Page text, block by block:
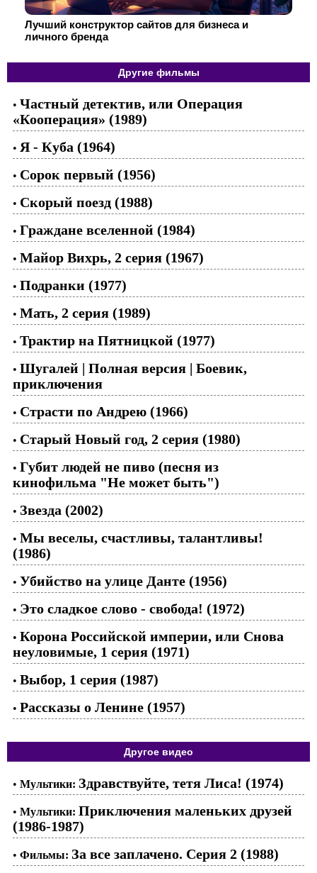
Лучший конструктор сайтов для бизнеса и
личного бренда
Другие фильмы
• Частный детектив, или Операция
«Кооперация» (1989)
• Я - Куба (1964)
• Сорок первый (1956)
• Скорый поезд (1988)
• Граждане вселенной (1984)
• Майор Вихрь, 2 серия (1967)
• Подранки (1977)
• Мать, 2 серия (1989)
• Трактир на Пятницкой (1977)
• Шугалей | Полная версия | Боевик,
приключения
• Страсти по Андрею (1966)
• Старый Новый год, 2 серия (1980)
• Губит людей не пиво (песня из
кинофильма "Не может быть")
• Звезда (2002)
• Мы веселы, счастливы, талантливы!
(1986)
• Убийство на улице Данте (1956)
• Это сладкое слово - свобода! (1972)
• Корона Российской империи, или Снова
неуловимые, 1 серия (1971)
• Выбор, 1 серия (1987)
• Рассказы о Ленине (1957)
Другое видео
• Мультики: Здравствуйте, тетя Лиса! (1974)
• Мультики: Приключения маленьких друзей
(1986-1987)
• Фильмы: За все заплачено. Серия 2 (1988)